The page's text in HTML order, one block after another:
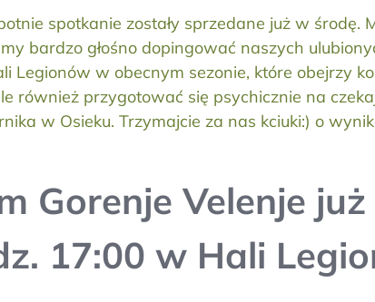
spotkanie zostały sprzedane już w
bardzo głośno dopingować naszych
Legionów w obecnym sezonie, które obejrzy
również przygotować się psychicznie na
w Osieku. Trzymajcie za nas kciuki:) o
Gorenje Velenje
17:00 w Hali